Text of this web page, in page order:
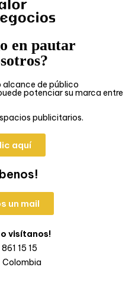
en pautar
alcance de público
potenciar su marca entre
publicitarios.
aquí
un mail
o visítanos!
15 15
Colombia